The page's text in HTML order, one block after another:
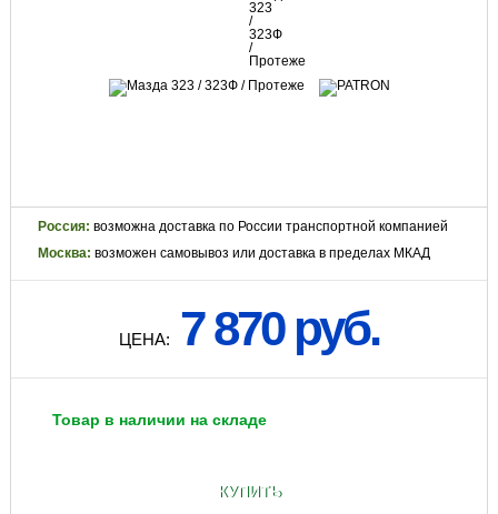
Россия: возможна доставка по России транспортной компанией
Москва: возможен самовывоз или доставка в пределах МКАД
ЦЕНА: 7 870 руб.
Товар в наличии на складе
КУПИТЬ